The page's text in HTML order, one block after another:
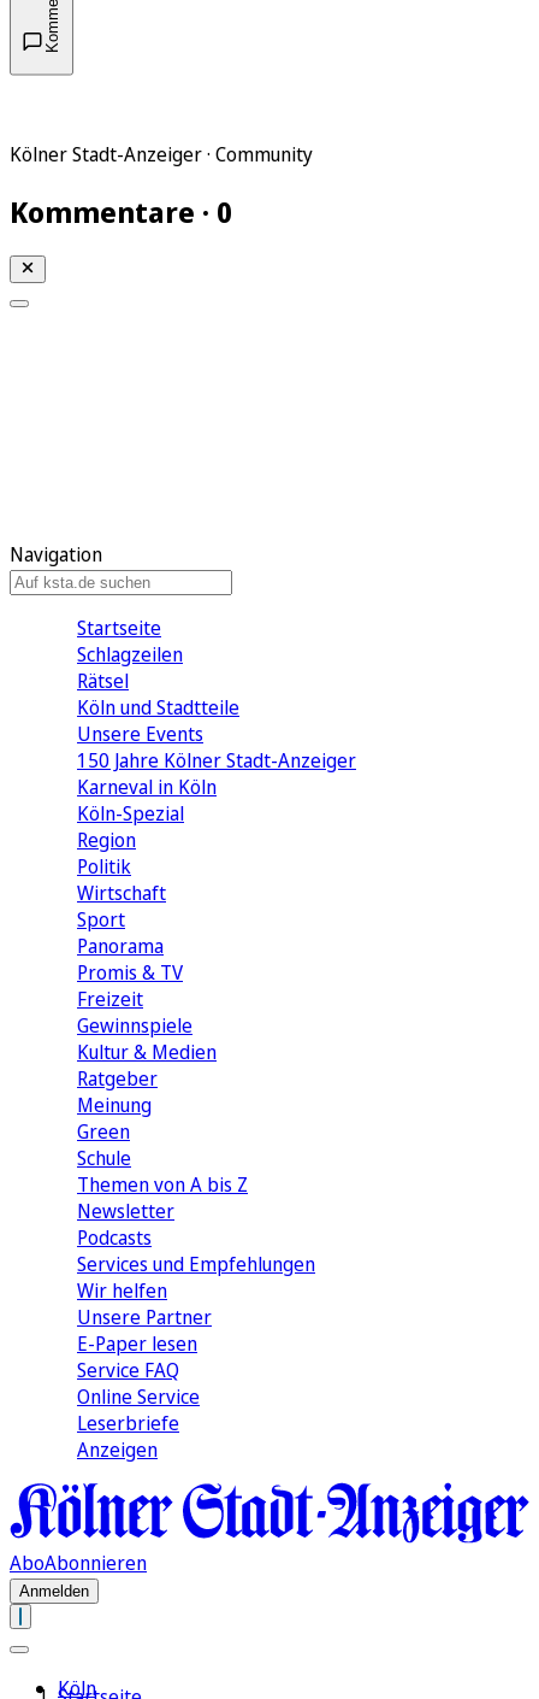
Kölner Stadt-Anzeiger · Community
Kommentare · 0
Navigation
Startseite
Schlagzeilen
Rätsel
Köln und Stadtteile
Unsere Events
150 Jahre Kölner Stadt-Anzeiger
Karneval in Köln
Köln-Spezial
Region
Politik
Wirtschaft
Sport
Panorama
Promis & TV
Freizeit
Gewinnspiele
Kultur & Medien
Ratgeber
Meinung
Green
Schule
Themen von A bis Z
Newsletter
Podcasts
Services und Empfehlungen
Wir helfen
Unsere Partner
E-Paper lesen
Service FAQ
Online Service
Leserbriefe
Anzeigen
AboAbonnieren
Anmelden
Köln